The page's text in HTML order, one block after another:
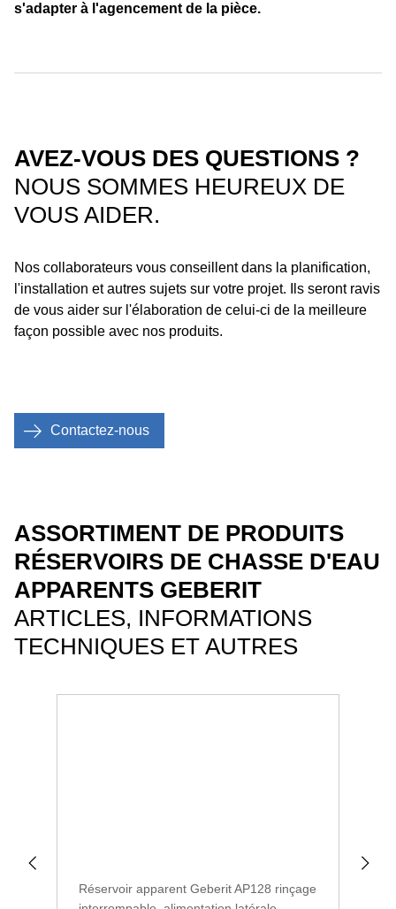
s'adapter à l'agencement de la pièce.
AVEZ-VOUS DES QUESTIONS ?
NOUS SOMMES HEUREUX DE
VOUS AIDER.
Nos collaborateurs vous conseillent dans la planification,
l'installation et autres sujets sur votre projet. Ils seront ravis
de vous aider sur l'élaboration de celui-ci de la meilleure
façon possible avec nos produits.
Contactez-nous
ASSORTIMENT DE PRODUITS
RÉSERVOIRS DE CHASSE D'EAU
APPARENTS GEBERIT
ARTICLES, INFORMATIONS
TECHNIQUES ET AUTRES
Réservoir apparent Geberit AP128 rinçage